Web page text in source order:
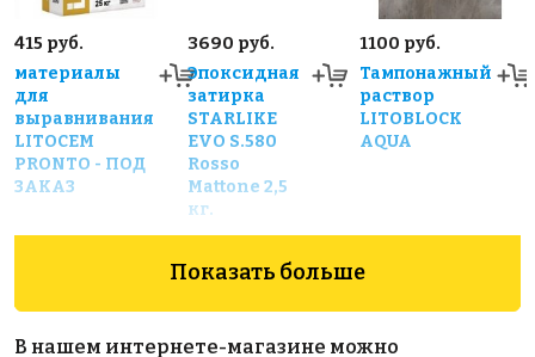
415 руб.
материалы
для
выравнивания
LITOCEM
PRONTO - ПОД
ЗАКАЗ
3690 руб.
Эпоксидная
затирка
STARLIKE
EVO S.580
Rosso
Mattone 2,5
кг.
1100 руб.
Тампонажный
раствор
LITOBLOCK
AQUA
Показать больше
В нашем интернете-магазине можно